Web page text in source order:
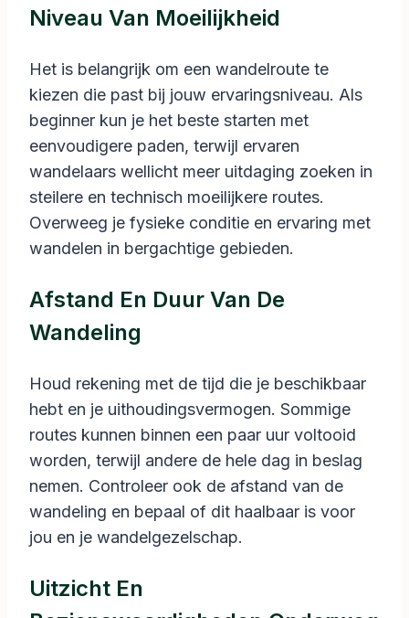
Niveau Van Moeilijkheid
Het is belangrijk om een wandelroute te
kiezen die past bij jouw ervaringsniveau. Als
beginner kun je het beste starten met
eenvoudigere paden, terwijl ervaren
wandelaars wellicht meer uitdaging zoeken in
steilere en technisch moeilijkere routes.
Overweeg je fysieke conditie en ervaring met
wandelen in bergachtige gebieden.
Afstand En Duur Van De
Wandeling
Houd rekening met de tijd die je beschikbaar
hebt en je uithoudingsvermogen. Sommige
routes kunnen binnen een paar uur voltooid
worden, terwijl andere de hele dag in beslag
nemen. Controleer ook de afstand van de
wandeling en bepaal of dit haalbaar is voor
jou en je wandelgezelschap.
Uitzicht En